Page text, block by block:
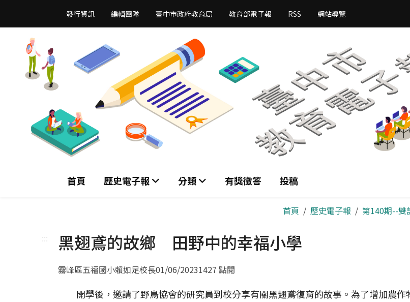
主
發行資訊 編輯團隊 臺中市政府教育局 教育部電子報 RSS 網站導覽
首頁 歷史電子報 分類 有獎徵答 投稿
首頁 歷史電子報 第140期--雙
::: 黑翅鳶的故鄉 田野中的幸福小學
霧峰區五福國小賴如足校長01/06/20231427 點閱
開學後，邀請了野鳥協會的研究員到校分享有關黑翅鳶復育的故事。為了增加農作